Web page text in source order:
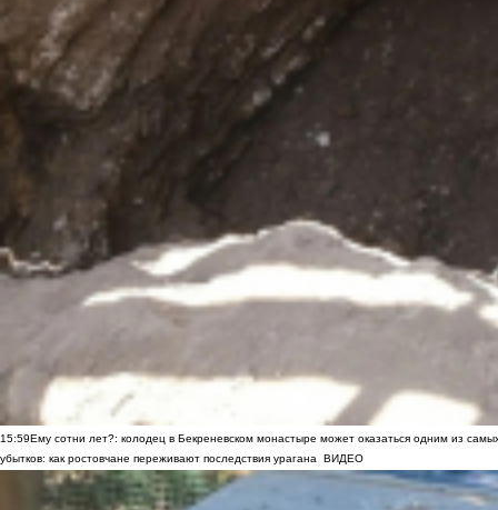
15:59Ему сотни лет?: колодец в Бекреневском монастыре может оказаться одним из
убытков: как ростовчане переживают последствия урагана
ВИДЕО